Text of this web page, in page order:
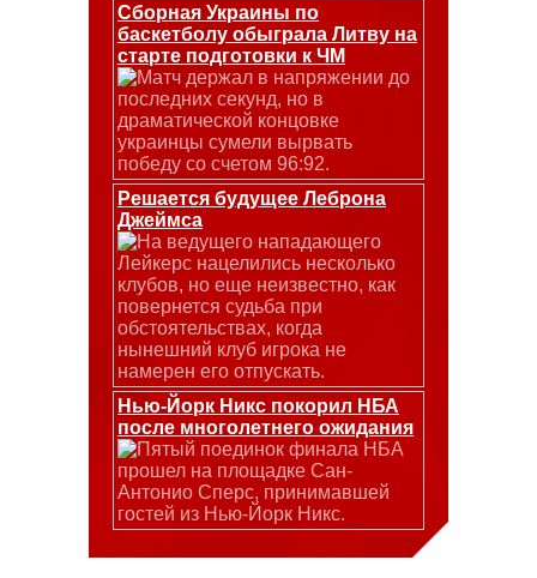
Сборная Украины по
баскетболу обыграла Литву на
старте подготовки к ЧМ
Матч держал в напряжении до
последних секунд, но в
драматической концовке
украинцы сумели вырвать
победу со счетом 96:92.
Решается будущее Леброна
Джеймса
На ведущего нападающего
Лейкерс нацелились несколько
клубов, но еще неизвестно, как
повернется судьба при
обстоятельствах, когда
нынешний клуб игрока не
намерен его отпускать.
Нью-Йорк Никс покорил НБА
после многолетнего ожидания
Пятый поединок финала НБА
прошел на площадке Сан-
Антонио Сперс, принимавшей
гостей из Нью-Йорк Никс.